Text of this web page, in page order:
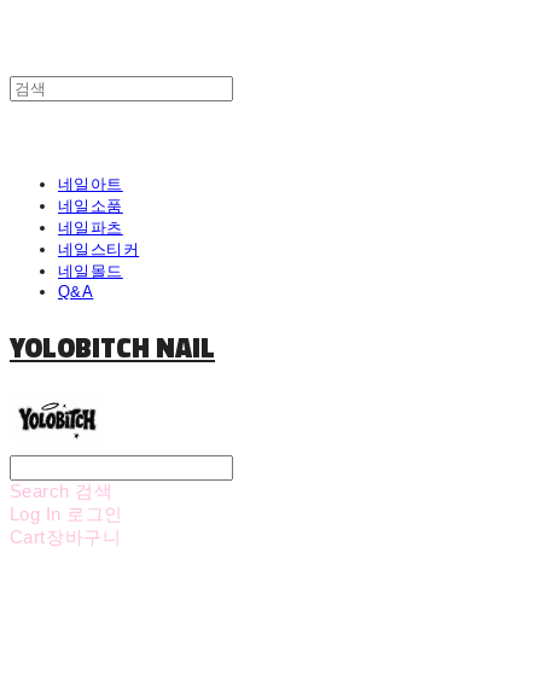
네일아트
네일소품
네일파츠
네일스티커
네일몰드
Q&A
YOLOBITCH NAIL
Search 검색
Log In 로그인
Cart장바구니